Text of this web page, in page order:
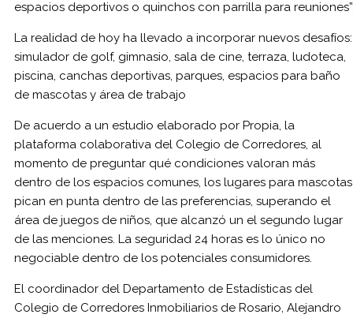
espacios deportivos o quinchos con parrilla para
La realidad de hoy ha llevado a incorporar nuevos desafíos:
simulador de golf, gimnasio, sala de cine, terraza, ludoteca,
piscina, canchas deportivas, parques, espacios para baño
de mascotas y área de trabajo
De acuerdo a un estudio elaborado por Propia, la
plataforma colaborativa del Colegio de Corredores, al
momento de preguntar qué condiciones valoran más
dentro de los espacios comunes, los lugares para mascotas
pican en punta dentro de las preferencias, superando el
área de juegos de niños, que alcanzó un el segundo lugar
de las menciones. La seguridad 24 horas es lo único no
negociable dentro de los potenciales consumidores.
El coordinador del Departamento de Estadísticas del
Colegio de Corredores Inmobiliarios de Rosario, Alejandro